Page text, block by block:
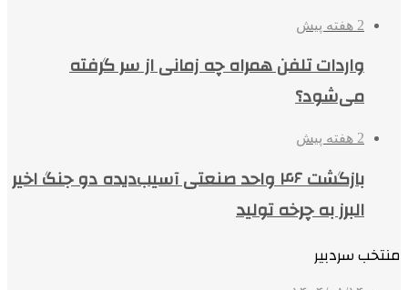
2 هفته پیش
واردات تلفن همراه چه زمانی از سر گرفته
می‌شود؟
2 هفته پیش
بازگشت ۴۶ واحد صنعتی آسیب‌دیده دو جنگ اخیر
البرز به چرخه تولید
منتخب سردبیر